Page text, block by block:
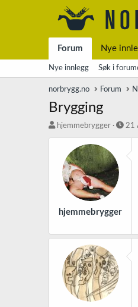
Forum Nye
Nye innlegg Søk i
norbrygg.no Forum
Brygging
T
r
hjemmebrygger
S
21
hjemmebrygger